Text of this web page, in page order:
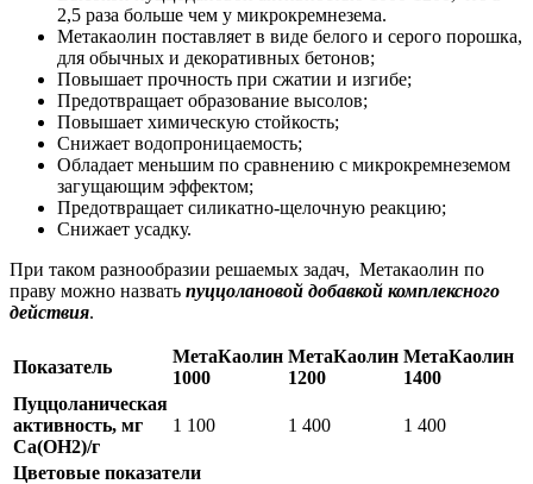
2,5 раза больше чем у микрокремнезема.
Метакаолин поставляет в виде белого и серого порошка,
для обычных и декоративных бетонов;
Повышает прочность при сжатии и изгибе;
Предотвращает образование высолов;
Повышает химическую стойкость;
Снижает водопроницаемость;
Обладает меньшим по сравнению с микрокремнеземом
загущающим эффектом;
Предотвращает силикатно-щелочную реакцию;
Снижает усадку.
При таком разнообразии решаемых задач, Метакаолин по
праву можно назвать пуццолановой добавкой комплексного
действия.
Показатель
МетаКаолин
1000
МетаКаолин
1200
МетаКаолин
1400
Пуццоланическая
активность, мг
Са(ОН2)/г
1 100 1 400 1 400
Цветовые показатели